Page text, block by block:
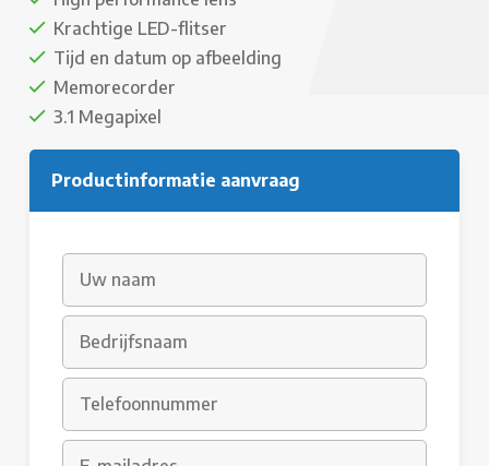
Krachtige LED-flitser
Tijd en datum op afbeelding
Memorecorder
3.1 Megapixel
Productinformatie aanvraag